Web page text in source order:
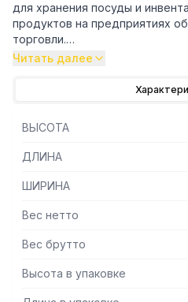
для хранения посуды и
продуктов на предприятиях
торговли.
430 толщиной 1,2 мм
— Четыре решетчатые полки
марки AISI 430 толщиной 0,8 мм
— Расстояние между полками
— Регулируемые опоры
Читать далее
ВЫСОТА
ДЛИНА
ШИРИНА
Вес нетто
Вес брутто
Высота в упаковке